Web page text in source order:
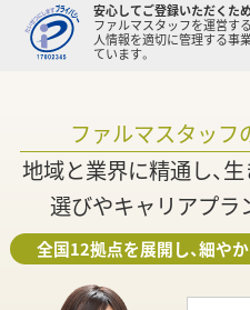
安心してご登録いただくた
ファルマスタッフを運営す
人情報を適切に管理する事
ています。
ファルマスタッフ
地域と業界に精通し、
選びやキャリアプラ
全国12拠点を展開し、細や